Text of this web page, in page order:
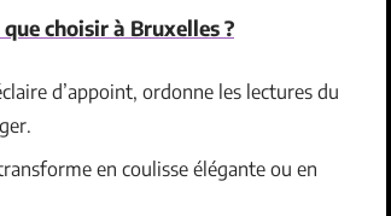
choisir à Bruxelles ?
d’appoint, ordonne les lectures du
en coulisse élégante ou en